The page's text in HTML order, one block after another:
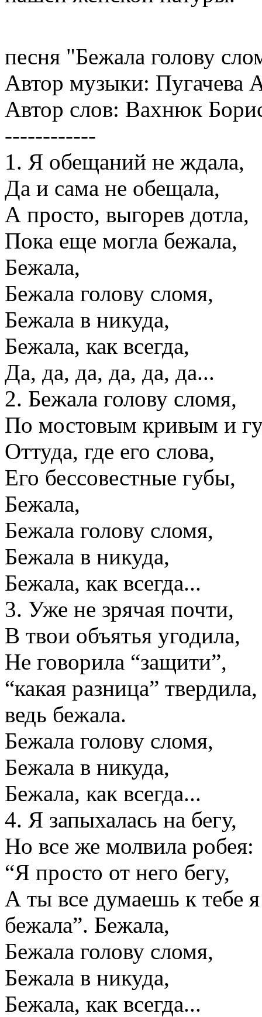
песня "Бежала голову
Автор музыки: Пугачева
Автор слов: Вахнюк
------------
1. Я обещаний не ждала,
Да и сама не обещала,
А просто, выгорев дотла,
Пока еще могла бежала,
Бежала,
Бежала голову сломя,
Бежала в никуда,
Бежала, как всегда,
Да, да, да, да, да, да...
2. Бежала голову сломя,
По мостовым кривым и
Оттуда, где его слова,
Его бессовестные губы,
Бежала,
Бежала голову сломя,
Бежала в никуда,
Бежала, как всегда...
3. Уже не зрячая почти,
В твои объятья угодила,
Не говорила “защити”,
“какая разница” твердила,
ведь бежала.
Бежала голову сломя,
Бежала в никуда,
Бежала, как всегда...
4. Я запыхалась на бегу,
Но все же молвила робея:
“Я просто от него бегу,
А ты все думаешь к тебе я
бежала”. Бежала,
Бежала голову сломя,
Бежала в никуда,
Бежала, как всегда...